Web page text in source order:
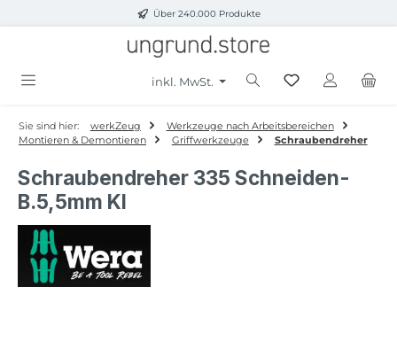
Zum Hauptinhalt springenÜber 240.000 Produkte
inkl. MwSt.
Sie sind hier: werkZeug
Werkzeuge nach Arbeitsbereichen
Montieren & Demontieren
Griffwerkzeuge Schraubendreher
Schraubendreher 335 Schneiden-
B.5,5mm Kl